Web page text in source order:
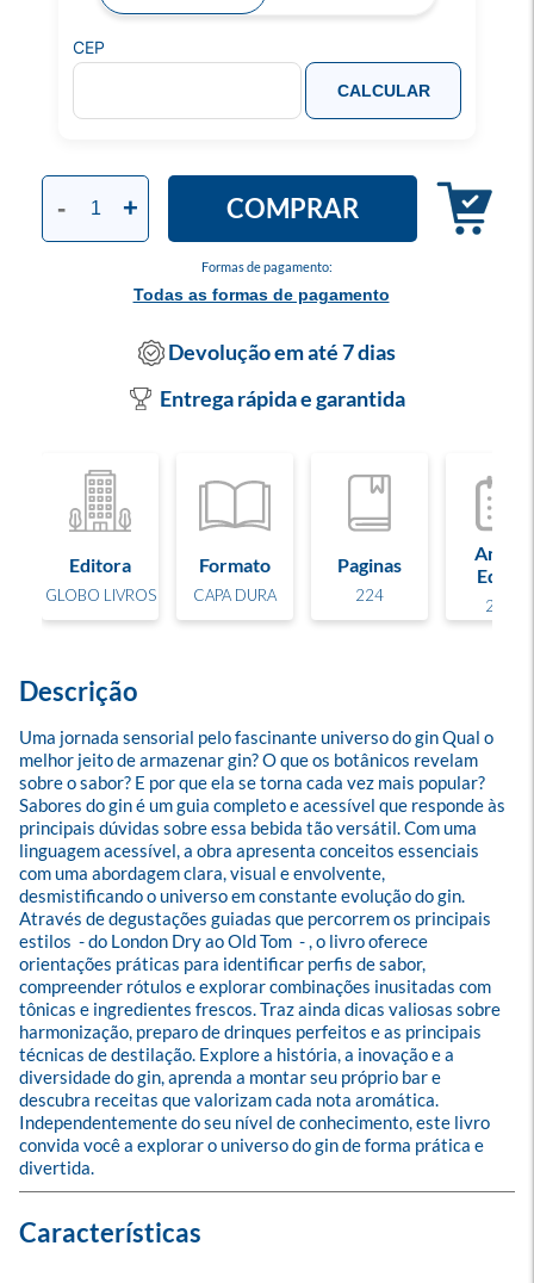
Formas de pagamento:
Todas as formas de pagamento
- + COMPRAR
CEP
CALCULAR
Devolução em até 7 dias
Entrega rápida e garantida
Editora
GLOBO LIVROS
Formato
CAPA DURA
Paginas
224
Ano de
Edição
2025
Descrição
Uma jornada sensorial pelo fascinante universo do gin Qual o
melhor jeito de armazenar gin? O que os botânicos revelam
sobre o sabor? E por que ela se torna cada vez mais popular?
Sabores do gin é um guia completo e acessível que responde às
principais dúvidas sobre essa bebida tão versátil. Com uma
linguagem acessível, a obra apresenta conceitos essenciais
com uma abordagem clara, visual e envolvente,
desmistificando o universo em constante evolução do gin.
Através de degustações guiadas que percorrem os principais
estilos  - do London Dry ao Old Tom  - , o livro oferece
orientações práticas para identificar perfis de sabor,
compreender rótulos e explorar combinações inusitadas com
tônicas e ingredientes frescos. Traz ainda dicas valiosas sobre
harmonização, preparo de drinques perfeitos e as principais
técnicas de destilação. Explore a história, a inovação e a
diversidade do gin, aprenda a montar seu próprio bar e
descubra receitas que valorizam cada nota aromática.
Independentemente do seu nível de conhecimento, este livro
convida você a explorar o universo do gin de forma prática e
divertida.